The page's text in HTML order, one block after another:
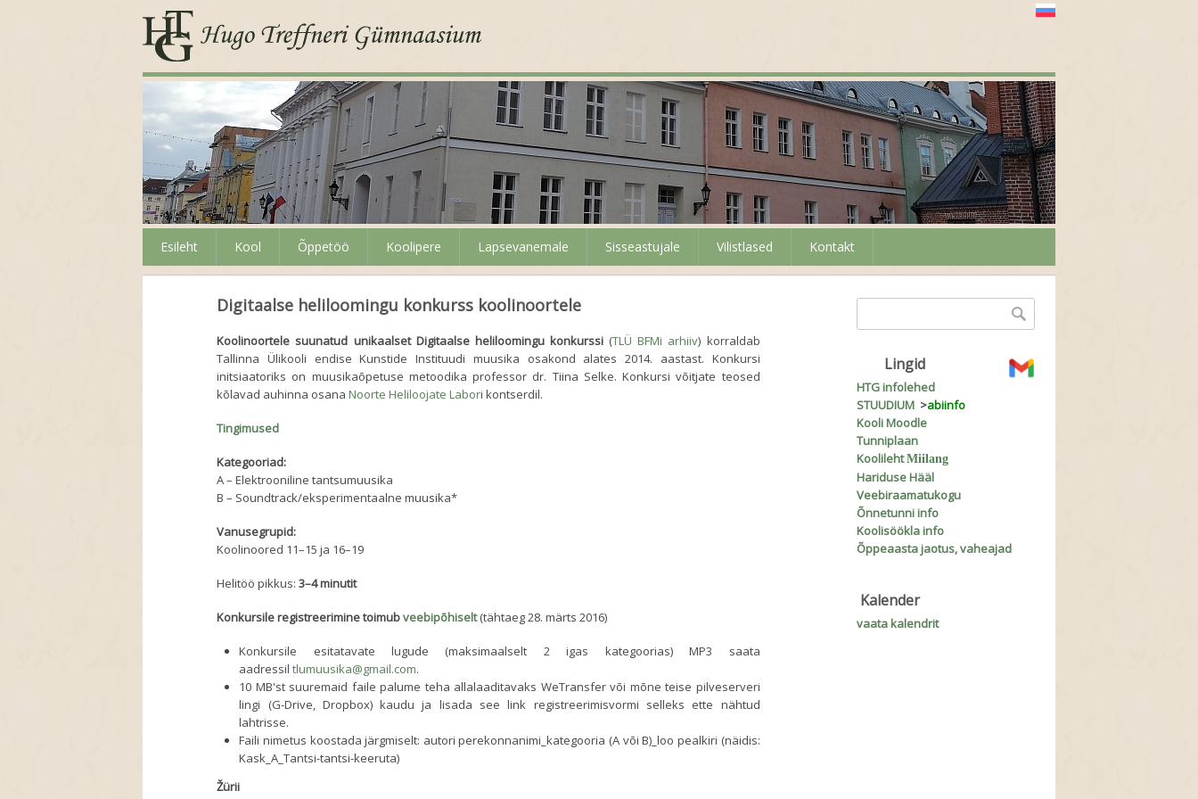
Esileht Kool Õppetöö Koolipere Lapsevanemale Sisseastujale Vilistlased Kontakt
Digitaalse heliloomingu konkurss koolinoortele
Koolinoortele suunatud unikaalset Digitaalse heliloomingu konkurssi(TLÜ BFMi arhiiv) korraldab
Tallinna Ülikooli endise Kunstide Instituudi muusika osakond alates 2014. aastast. Konkursi
initsiaatoriks on muusikaõpetuse metoodika professor dr. Tiina Selke. Konkursi võitjate teosed
kõlavad auhinna osanaNoorte Heliloojate Labori kontserdil.
Tingimused
Kategooriad:
A – Elektrooniline tantsumuusika
B – Soundtrack/eksperimentaalne muusika*
Vanusegrupid:
Koolinoored 11–15 ja 16–19
Helitöö pikkus:3–4 minutit
Konkursile registreerimine toimubveebipõhiselt(tähtaeg 28. märts 2016)
Konkursile esitatavate lugude (maksimaalselt 2 igas kategoorias) MP3 saata
aadressiltlumuusika@gmail.com.
10 MB'st suuremaid faile palume teha allalaaditavaks WeTransfer või mõne teise pilveserveri
lingi (G-Drive, Dropbox) kaudu ja lisada see link registreerimisvormi selleks ette nähtud
lahtrisse.
Faili nimetus koostada järgmiselt: autori perekonnanimi_kategooria (A või B)_loo pealkiri (näidis:
Kask_A_Tantsi-tantsi-keeruta)
Žürii
Otsinguvorm
Lingid
HTG infolehed
STUUDIUM >abiinfo
Kooli Moodle
Tunniplaan
KoolilehtMiilang
Hariduse Hääl
Veebiraamatukogu
Õnnetunni info
Koolisöökla info
Õppeaasta jaotus, vaheajad
Kalender
vaata kalendrit